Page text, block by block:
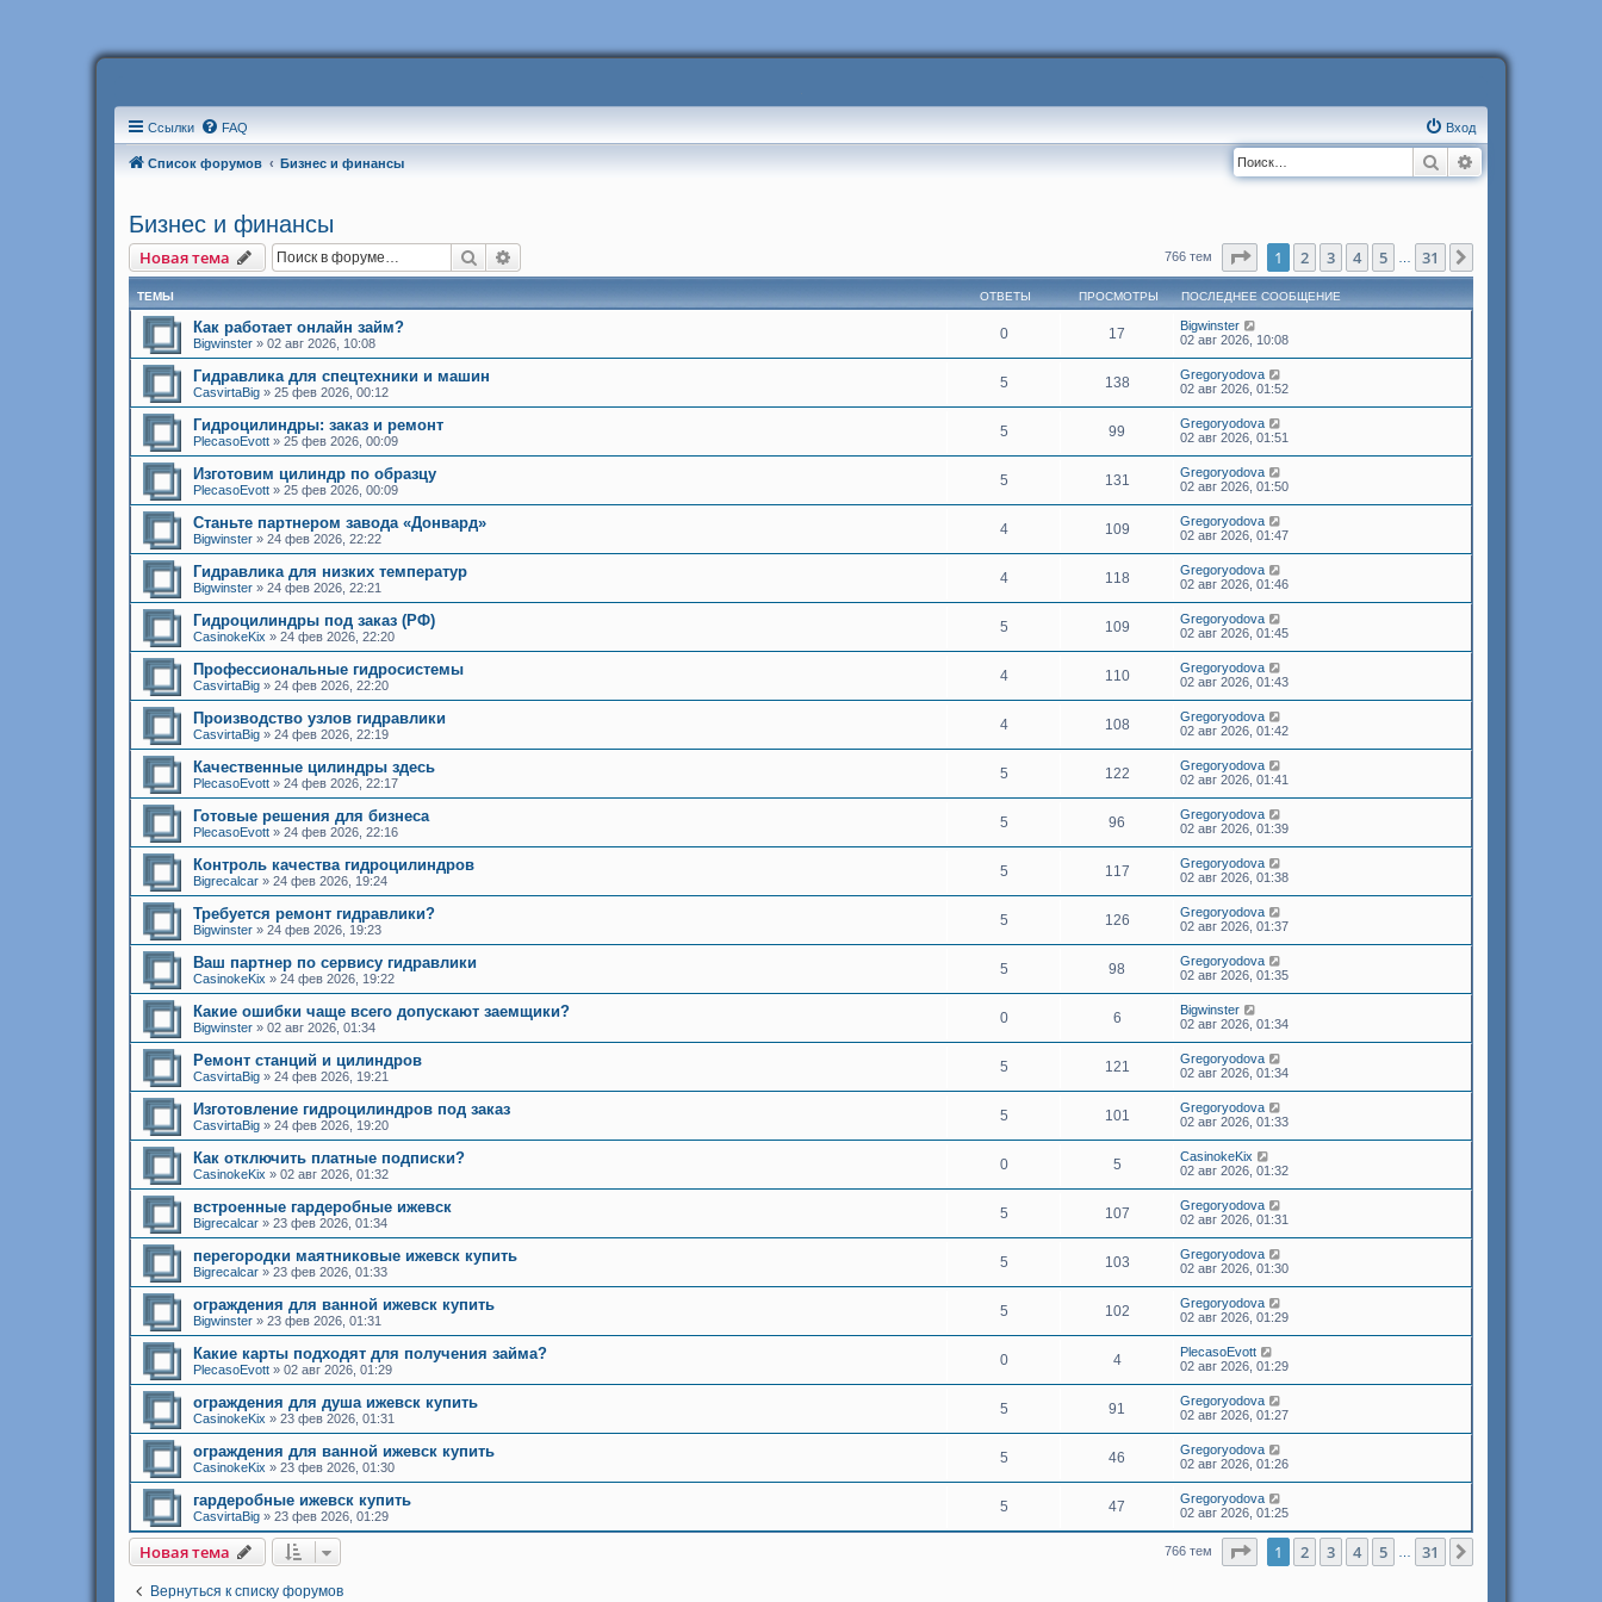
Ссылки FAQ Вход
Список форумов Бизнес и финансы Поиск
Бизнес и финансы
Новая тема Поиск 766 тем Страница1 из 31
1 2 3 4 5 31
ТЕМЫ ОТВЕТЫ ПРОСМОТРЫ ПОСЛЕДНЕЕ СООБЩЕНИЕ
Как работает онлайн займ?
Bigwinster » 02 авг 2026, 10:08
0 17
Bigwinster
02 авг 2026, 10:08
Гидравлика для спецтехники и машин
CasvirtaBig » 25 фев 2026, 00:12
5 138
Gregoryodova
02 авг 2026, 01:52
Гидроцилиндры: заказ и ремонт
PlecasoEvott » 25 фев 2026, 00:09
5 99
Gregoryodova
02 авг 2026, 01:51
Изготовим цилиндр по образцу
PlecasoEvott » 25 фев 2026, 00:09
5 131
Gregoryodova
02 авг 2026, 01:50
Станьте партнером завода «Донвард»
Bigwinster » 24 фев 2026, 22:22
4 109
Gregoryodova
02 авг 2026, 01:47
Гидравлика для низких температур
Bigwinster » 24 фев 2026, 22:21
4 118
Gregoryodova
02 авг 2026, 01:46
Гидроцилиндры под заказ (РФ)
CasinokeKix » 24 фев 2026, 22:20
5 109
Gregoryodova
02 авг 2026, 01:45
Профессиональные гидросистемы
CasvirtaBig » 24 фев 2026, 22:20
4 110
Gregoryodova
02 авг 2026, 01:43
Производство узлов гидравлики
CasvirtaBig » 24 фев 2026, 22:19
4 108
Gregoryodova
02 авг 2026, 01:42
Качественные цилиндры здесь
PlecasoEvott » 24 фев 2026, 22:17
5 122
Gregoryodova
02 авг 2026, 01:41
Готовые решения для бизнеса
PlecasoEvott » 24 фев 2026, 22:16
5 96
Gregoryodova
02 авг 2026, 01:39
Контроль качества гидроцилиндров
Bigrecalcar » 24 фев 2026, 19:24
5 117
Gregoryodova
02 авг 2026, 01:38
Требуется ремонт гидравлики?
Bigwinster » 24 фев 2026, 19:23
5 126
Gregoryodova
02 авг 2026, 01:37
Ваш партнер по сервису гидравлики
CasinokeKix » 24 фев 2026, 19:22
5 98
Gregoryodova
02 авг 2026, 01:35
Какие ошибки чаще всего допускают заемщики?
Bigwinster » 02 авг 2026, 01:34
0 6
Bigwinster
02 авг 2026, 01:34
Ремонт станций и цилиндров
CasvirtaBig » 24 фев 2026, 19:21
5 121
Gregoryodova
02 авг 2026, 01:34
Изготовление гидроцилиндров под заказ
CasvirtaBig » 24 фев 2026, 19:20
5 101
Gregoryodova
02 авг 2026, 01:33
Как отключить платные подписки?
CasinokeKix » 02 авг 2026, 01:32
0 5
CasinokeKix
02 авг 2026, 01:32
встроенные гардеробные ижевск
Bigrecalcar » 23 фев 2026, 01:34
5 107
Gregoryodova
02 авг 2026, 01:31
перегородки маятниковые ижевск купить
Bigrecalcar » 23 фев 2026, 01:33
5 103
Gregoryodova
02 авг 2026, 01:30
ограждения для ванной ижевск купить
Bigwinster » 23 фев 2026, 01:31
5 102
Gregoryodova
02 авг 2026, 01:29
Какие карты подходят для получения займа?
PlecasoEvott » 02 авг 2026, 01:29
0 4
PlecasoEvott
02 авг 2026, 01:29
ограждения для душа ижевск купить
CasinokeKix » 23 фев 2026, 01:31
5 91
Gregoryodova
02 авг 2026, 01:27
ограждения для ванной ижевск купить
CasinokeKix » 23 фев 2026, 01:30
5 46
Gregoryodova
02 авг 2026, 01:26
гардеробные ижевск купить
CasvirtaBig » 23 фев 2026, 01:29
5 47
Gregoryodova
02 авг 2026, 01:25
Новая тема 766 тем Страница1 из 31
1 2 3 4 5 31
Вернуться к списку форумов